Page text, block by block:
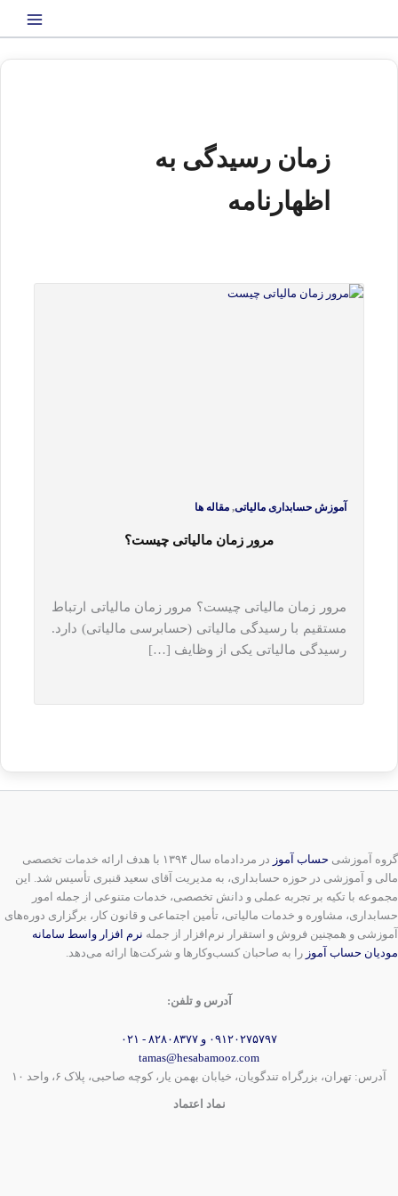
زمان رسیدگی به
اظهارنامه
آموزش حسابداری مالیاتی,مقاله ها
مرور زمان مالیاتی چیست؟
مرور زمان مالیاتی چیست؟ مرور زمان مالیاتی ارتباط
مستقیم با رسیدگی مالیاتی (حسابرسی مالیاتی) دارد.
رسیدگی مالیاتی یکی از وظایف […]
گروه آموزشی حساب آموز
در مردادماه سال ۱۳۹۴ با هدف ارائه خدمات تخصصی
مالی و آموزشی در حوزه حسابداری، به مدیریت آقای سعید قنبری تأسیس شد. این
مجموعه با تکیه بر تجربه عملی و دانش تخصصی، خدمات متنوعی از جمله امور
حسابداری، مشاوره و خدمات مالیاتی، تأمین اجتماعی و قانون کار، برگزاری دوره‌های
آموزشی و همچنین فروش و استقرار نرم‌افزار از جمله نرم افزار واسط سامانه
مودیان حساب آموز را به صاحبان کسب‌وکارها و شرکت‌ها ارائه می‌دهد.
آدرس و تلفن:
۰۹۱۲۰۲۷۵۷۹۷ و ۸۲۸۰۸۳۷۷ - ۰۲۱
tamas@hesabamooz.com
آدرس: تهران، بزرگراه تندگویان، خیابان بهمن یار، کوچه صاحبی، پلاک ۶، واحد ۱۰
نماد اعتماد